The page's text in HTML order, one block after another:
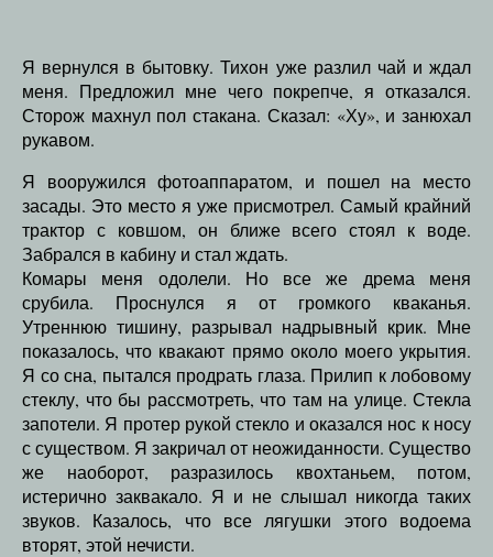
Я вернулся в бытовку. Тихон уже разлил чай и ждал
меня. Предложил мне чего покрепче, я отказался.
Сторож махнул пол стакана. Сказал: «Ху», и занюхал
рукавом.
Я вооружился фотоаппаратом, и пошел на место
засады. Это место я уже присмотрел. Самый крайний
трактор с ковшом, он ближе всего стоял к воде.
Забрался в кабину и стал ждать.
Комары меня одолели. Но все же дрема меня
срубила. Проснулся я от громкого кваканья.
Утреннюю тишину, разрывал надрывный крик. Мне
показалось, что квакают прямо около моего укрытия.
Я со сна, пытался продрать глаза. Прилип к лобовому
стеклу, что бы рассмотреть, что там на улице. Стекла
запотели. Я протер рукой стекло и оказался нос к носу
с существом. Я закричал от неожиданности. Существо
же наоборот, разразилось квохтаньем, потом,
истерично заквакало. Я и не слышал никогда таких
звуков. Казалось, что все лягушки этого водоема
вторят, этой нечисти.